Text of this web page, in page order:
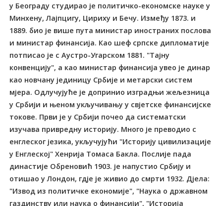
у Београду студирао је политичко-економске науке у
Минхену, Лајпцигу, Цириху и Бечу. Између 1873. и
1889. био је више пута министар иностраних послова
и министар финансија. Као шеф српске дипломатије
потписао је с Аустро-Угарском 1881. "Тајну
конвенцију", а као министар финансија увео је динар
као новчану јединицу Србије и метарски систем
мјера. Одлучујуће је допринио изградњи жељезница
у Србији и њеном укључивању у свјетске финансијске
токове. Први је у Србији почео да систематски
изучава привредну историју. Много је преводио с
енглеског језика, укључујући "Историју цивилизације
у Енглеској" Хенрија Томаса Бакла. Послије пада
династије Обреновић 1903. је напустио Србију и
отишао у Лондон, гдје је живио до смрти 1932. Дјела:
"Извод из политичке економије", "Наука о државном
газдинству или наука о финансији", "Историја